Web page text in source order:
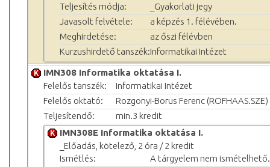
Teljesítés módja:
_Gyakorlati jegy
Javasolt felvétele:
a képzés 1. félévében.
Meghirdetése:
az őszi félévben
Kurzushirdető tanszék:Informatikai Intézet
IMN308 Informatika oktatása I.
Felelős tanszék:
Informatikai Intézet
Felelős oktató:
Rozgonyi-Borus Ferenc (ROFHAAS.SZE)
Teljesítendő:
min.3 kredit
IMN308E Informatika oktatása I.
_Előadás, kötelező, 2 óra / 2 kredit
Ismétlés:
A tárgyelem nem ismételhető.